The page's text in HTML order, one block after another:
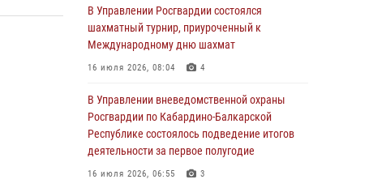
Директор Росгвардии Герой России генерал
армии Виктор Золотов поздравил
специалистов подразделений тыла с
01 августа 2026, 00:10
Росгвардия обеспечивает безопасность
граждан на южном направлении
31 июля 2026, 09:22
В Управлении Росгвардии состоялся
шахматный турнир, приуроченный к
Международному дню шахмат
16 июля 2026, 08:04 4
В Управлении вневедомственной охраны
Росгвардии по Кабардино-Балкарской
Республике состоялось подведение итогов
деятельности за первое полугодие
16 июля 2026, 06:55 3